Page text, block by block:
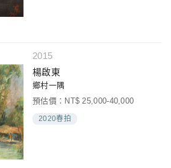
2015
楊啟東
鄉村一隅
預估價：NT$ 25,000-40,000
2020春拍